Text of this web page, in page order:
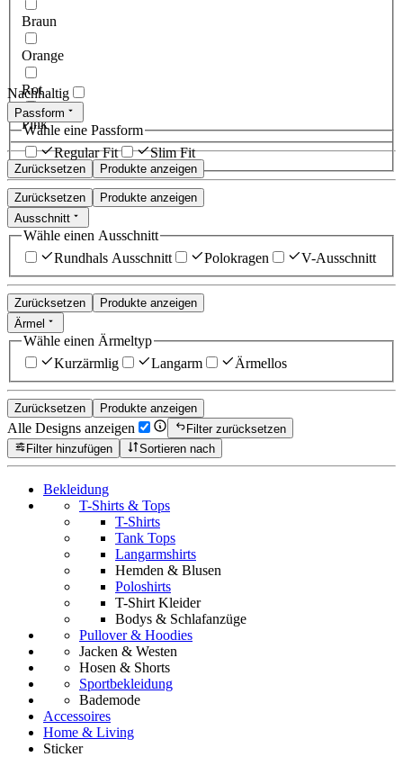
Braun
Orange
Rot
Pink
Zurücksetzen Produkte anzeigen
Nachhaltig
Passform
Wähle eine Passform
Regular Fit
Slim Fit
Zurücksetzen
Produkte anzeigen
Ausschnitt
Wähle einen Ausschnitt
Rundhals Ausschnitt
Polokragen V-Ausschnitt
Zurücksetzen
Produkte anzeigen
Ärmel
Wähle einen Ärmeltyp
Kurzärmlig
Langarm Ärmellos
Zurücksetzen Produkte anzeigen
Alle Designs anzeigen
Filter zurücksetzen
Filter hinzufügen
Sortieren nach
Bekleidung
T-Shirts & Tops
T-Shirts
Tank Tops
Langarmshirts
Hemden & Blusen
Poloshirts
T-Shirt Kleider
Bodys & Schlafanzüge
Pullover & Hoodies
Jacken & Westen
Hosen & Shorts
Sportbekleidung
Bademode
Accessoires
Home & Living
Sticker